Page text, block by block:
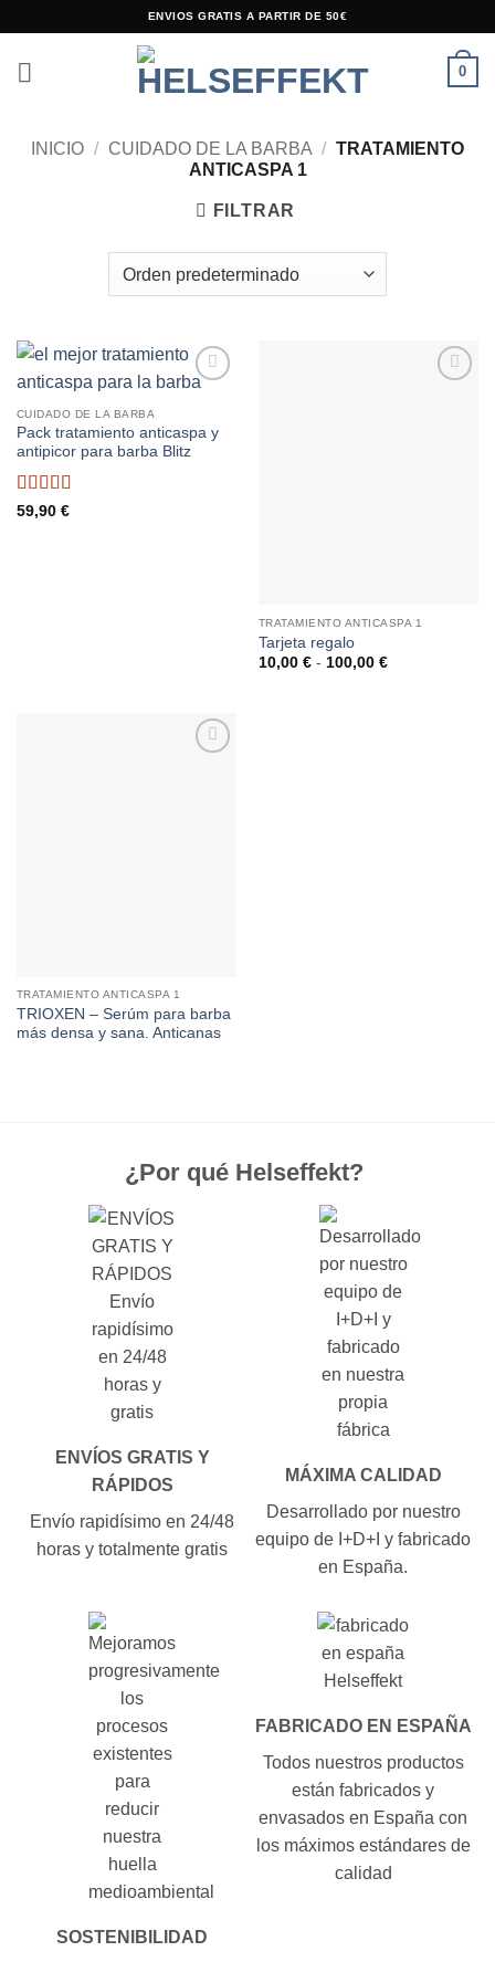
contenido
ENVIOS GRATIS A PARTIR DE 50€
0
INICIO / CUIDADO DE LA BARBA / TRATAMIENTO
ANTICASPA 1
FILTRAR
lista de
deseos
CUIDADO DE LA BARBA
Pack tratamiento anticaspa y
antipicor para barba Blitz
Valorado
59,90 €
TRATAMIENTO ANTICASPA 1
Tarjeta regalo
10,00 € - 100,00 €Rango
TRATAMIENTO ANTICASPA 1
TRIOXEN – Serúm para barba
más densa y sana. Anticanas
¿Por qué Helseffekt?
ENVÍOS GRATIS Y
RÁPIDOS
Envío rapidísimo en 24/48
horas y totalmente gratis
MÁXIMA CALIDAD
Desarrollado por nuestro
equipo de I+D+I y fabricado
en España.
SOSTENIBILIDAD
FABRICADO EN ESPAÑA
Todos nuestros productos
están fabricados y
envasados en España con
los máximos estándares de
calidad